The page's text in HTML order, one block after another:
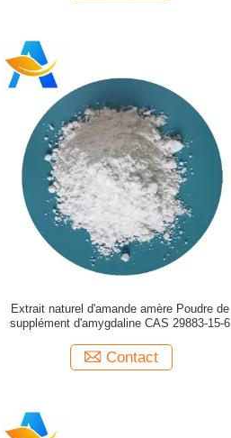
Extrait naturel d'amande amère Poudre de
supplément d'amygdaline CAS 29883-15-6
Contact